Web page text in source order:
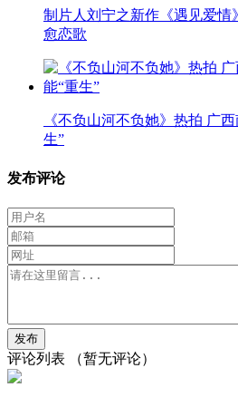
制片人刘宁之新作《遇见爱情
愈恋歌
《不负山河不负她》热拍 广
生”
发布评论
评论列表 （暂无评论）